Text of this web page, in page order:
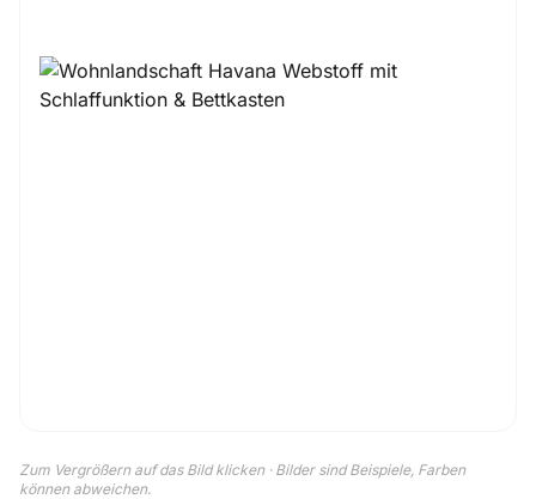
Zum Vergrößern auf das Bild klicken · Bilder sind Beispiele, Farben
können abweichen.